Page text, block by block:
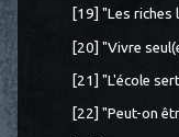
[19] "Les riches
[20] "Vivre
[21] "L'école
[22] "Peut-on